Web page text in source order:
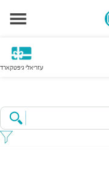
עזריאלי גיפטקארד